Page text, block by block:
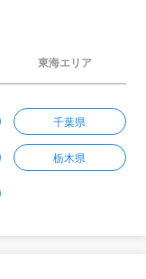
東海エリア
千葉県
栃木県